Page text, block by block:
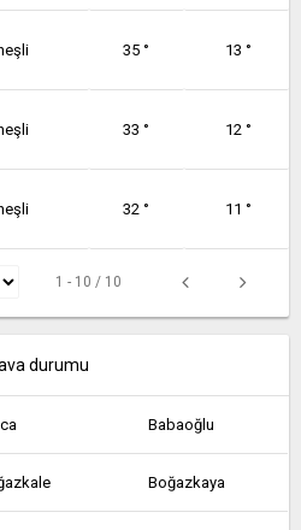
35 ° 13 °
33 ° 12 °
32 ° 11 °
1 - 10 / 10
durumu
Babaoğlu
Boğazkaya